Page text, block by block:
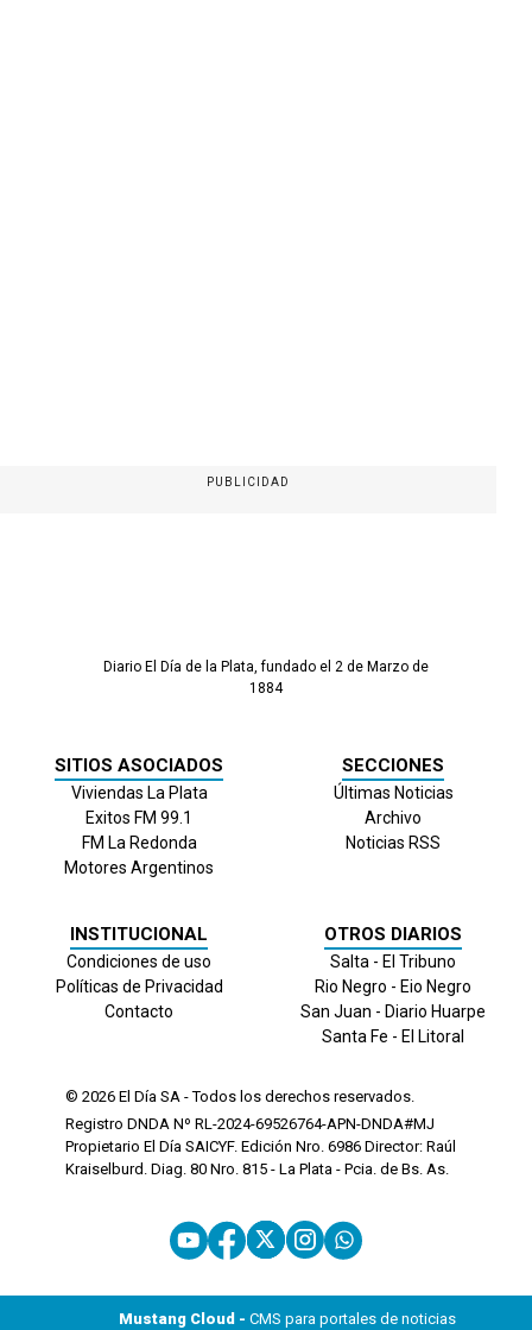
PUBLICIDAD
Diario El Día de la Plata, fundado el 2 de Marzo de
1884
SITIOS ASOCIADOS
Viviendas La Plata
Exitos FM 99.1
FM La Redonda
Motores Argentinos
SECCIONES
Últimas Noticias
Archivo
Noticias RSS
INSTITUCIONAL
Condiciones de uso
Políticas de Privacidad
Contacto
OTROS DIARIOS
Salta - El Tribuno
Rio Negro - Eio Negro
San Juan - Diario Huarpe
Santa Fe - El Litoral
© 2026 El Día SA - Todos los derechos reservados.
Registro DNDA Nº RL-2024-69526764-APN-DNDA#MJ
Propietario El Día SAICYF. Edición Nro. 6986 Director: Raúl
Kraiselburd. Diag. 80 Nro. 815 - La Plata - Pcia. de Bs. As.
Mustang Cloud - CMS para portales de noticias